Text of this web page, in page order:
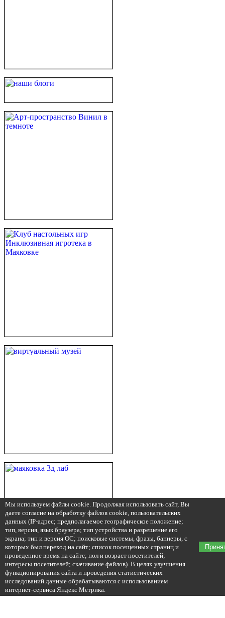
Мы используем файлы cookie. Продолжая использовать сайт, Вы
даете согласие на обработку файлов cookie, пользовательских
данных (IP-адрес; предполагаемое географическое положение;
тип, версия, язык браузера; тип устройства и разрешение его
экрана; тип и версия ОС; поисковые системы, фразы, баннеры, с
которых был переход на сайт; список посещенных страниц и
проведенное время на сайте; пол и возраст посетителей;
интересы посетителей; скачивание файлов). В целях улучшения
функционирования сайта и проведения статистических
исследований данные обрабатываются с использованием
интернет-сервиса Яндекс Метрика.